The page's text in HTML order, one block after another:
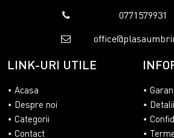
0771579931
LINK-URI UTILE
Acasa
Despre noi
Categorii
Contact